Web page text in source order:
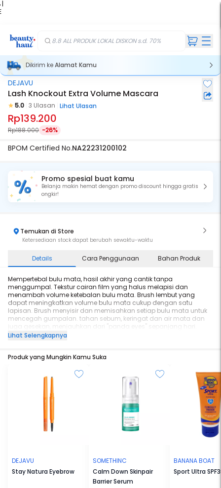
|
8.8 ALL PRODUK LOKAL DISKON s.d. 70%
Dikirim keAlamat Kamu
DEJAVU
Lash Knockout Extra Volume Mascara
5.0 3 Ulasan Lihat Ulasan
Rp139.200
Rp188.000 -26%
BPOM Certified No.NA22231200102
Promo spesial buat kamu
Belanja makin hemat dengan promo discount hingga gratis
ongkir!
Temukan di Store
Ketersediaan stock dapat berubah sewaktu-waktu
Details Cara Penggunaan Bahan Produk
Mempertebal bulu mata, hasil akhir yang cantik tanpa
menggumpal. Tekstur cairan film yang halus melapisi dan
menambah volume ketebalan bulu mata. Brush lembut yang
dapat meningkatkan volume bulu mata cukup dengan satu
lapisan. Brush menyisir dan memisahkan setiap bulu mata untuk
mencegah gumpalan. tahan sebum, keringat dan air mata dan
juga gesekan, menjauhkan dari "panda eyes" sepanjang hari.
untuk menghapusnya cukup bilas perlahan dengan air hangat.
untuk mencegah gumpalan. Active Ingredients: Moisturizing
Lihat Selengkapnya
Produk yang Mungkin Kamu Suka
DEJAVU
Stay Natura Eyebrow
SOMETHINC
Calm Down Skinpair
Barrier Serum
BANANA BOAT
Sport Ultra